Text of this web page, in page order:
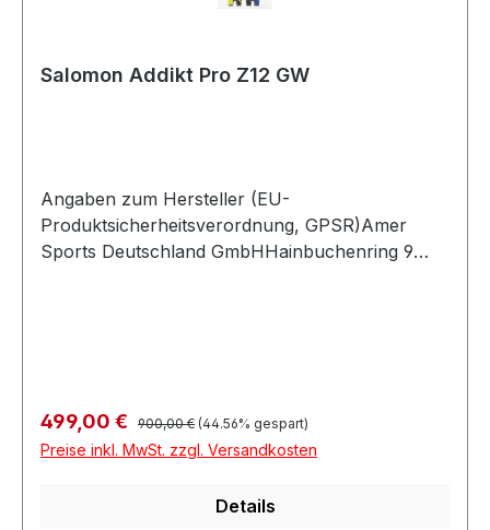
Salomon Addikt Pro Z12 GW
Angaben zum Hersteller (EU-
Produktsicherheitsverordnung, GPSR)Amer
Sports Deutschland GmbHHainbuchenring 9
Verkaufspreis:
499,00 € Regulärer Preis:
900,00 € (44.56% gespart)
Preise inkl. MwSt. zzgl. Versandkosten
Details